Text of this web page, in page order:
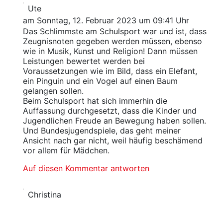
Ute
am Sonntag, 12. Februar 2023 um 09:41 Uhr
Das Schlimmste am Schulsport war und ist, dass
Zeugnisnoten gegeben werden müssen, ebenso
wie in Musik, Kunst und Religion! Dann müssen
Leistungen bewertet werden bei
Voraussetzungen wie im Bild, dass ein Elefant,
ein Pinguin und ein Vogel auf einen Baum
gelangen sollen.
Beim Schulsport hat sich immerhin die
Auffassung durchgesetzt, dass die Kinder und
Jugendlichen Freude an Bewegung haben sollen.
Und Bundesjugendspiele, das geht meiner
Ansicht nach gar nicht, weil häufig beschämend
vor allem für Mädchen.
Auf diesen Kommentar antworten
Christina